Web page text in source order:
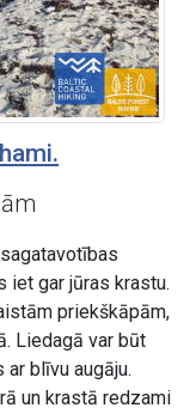
iet gar jūras krastu.
priekškāpām,
Liedagā var būt
blīvu augāju.
un krastā redzami